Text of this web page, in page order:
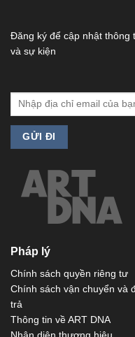
Đăng ký để cập nhật thông
và sự kiện
Pháp lý
Chính sách quyền riêng tư
Chính sách vận chuyển và
trả
Thông tin về ART DNA